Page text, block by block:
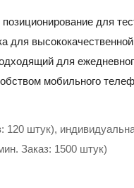
для
для
для
мобильного
штук),
Заказ: 1500 штук)